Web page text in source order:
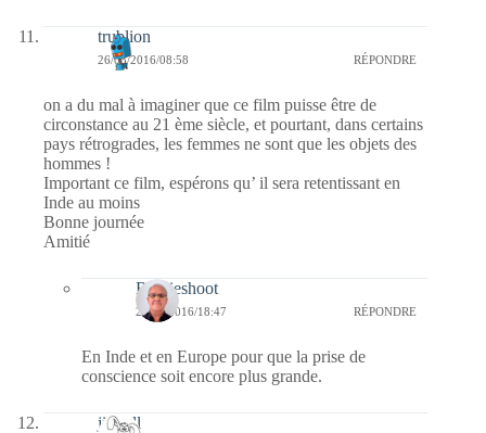
trublion
26/03/2016/08:58 RÉPONDRE
on a du mal à imaginer que ce film puisse être de
circonstance au 21 ème siècle, et pourtant, dans certains
pays rétrogrades, les femmes ne sont que les objets des
hommes !
Important ce film, espérons qu’ il sera retentissant en
Inde au moins
Bonne journée
Amitié
Bernieshoot
27/03/2016/18:47 RÉPONDRE
En Inde et en Europe pour que la prise de
conscience soit encore plus grande.
jill bill